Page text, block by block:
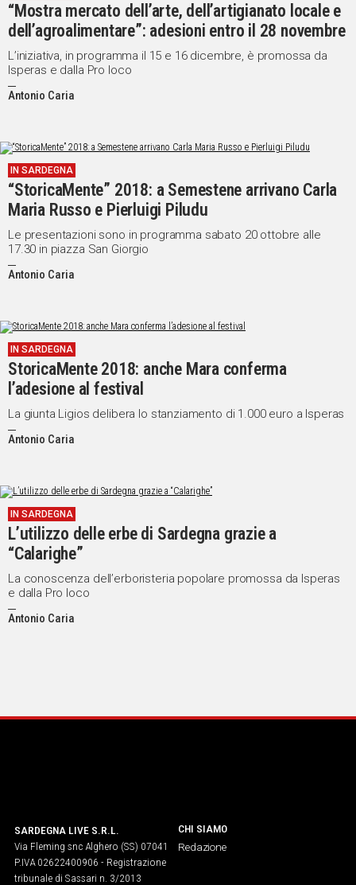
“Mostra mercato dell’arte, dell’artigianato locale e
dell’agroalimentare”: adesioni entro il 28 novembre
L’iniziativa, in programma il 15 e 16 dicembre, è promossa da
Isperas e dalla Pro loco
Antonio Caria
IN SARDEGNA
“StoricaMente” 2018: a Semestene arrivano Carla
Maria Russo e Pierluigi Piludu
Le presentazioni sono in programma sabato 20 ottobre alle
17.30 in piazza San Giorgio
Antonio Caria
IN SARDEGNA
StoricaMente 2018: anche Mara conferma
l’adesione al festival
La giunta Ligios delibera lo stanziamento di 1.000 euro a Isperas
Antonio Caria
IN SARDEGNA
L’utilizzo delle erbe di Sardegna grazie a
“Calarighe”
La conoscenza dell’erboristeria popolare promossa da Isperas
e dalla Pro loco
Antonio Caria
SARDEGNA LIVE S.R.L.
Via Fleming snc Alghero (SS) 07041
P.IVA 02622400906 - Registrazione
tribunale di Sassari n. 3/2013
CHI SIAMO
Redazione